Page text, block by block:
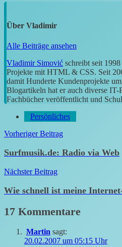
Über Vladimir
Alle Beiträge ansehen
Vladimir Simović schreibt seit
Projekte mit HTML & CSS. Seit
damit Hunderte Kundenprojekte
Blogartikeln hat er auch diverse
Fachbücher veröffentlicht und
Persönliches
Beitragsnavigation
Vorheriger Beitrag
Surfmusik.de: Radio via Web
Nächster Beitrag
Wie schnell ist meine
17 Kommentare
Martin sagt:
20.02.2007 um 05:15 Uhr